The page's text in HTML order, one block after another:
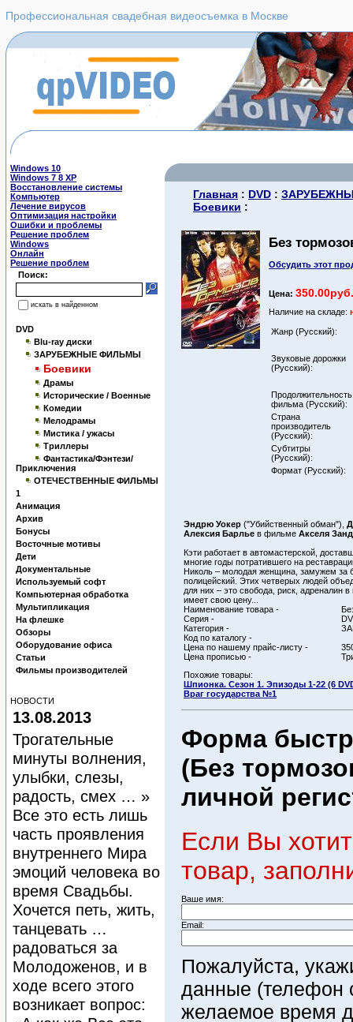
Профессиональная свадебная видеосъемка в Москве
Windows 10
Windows 7 8 XP
Восстановление системы
Компьютер
Лечение вирусов
Оптимизация настройки
Ошибки и проблемы
Решение проблем
Windows
Онлайн
Решение проблем
Поиск:
искать в найденном
DVD
Blu-ray диски
ЗАРУБЕЖНЫЕ ФИЛЬМЫ
Боевики
Драмы
Исторические / Военные
Комедии
Мелодрамы
Мистика / ужасы
Триллеры
Фантастика/Фэнтези/
Приключения
ОТЕЧЕСТВЕННЫЕ ФИЛЬМЫ
1
Анимация
Архив
Бонусы
Восточные мотивы
Дети
Документальные
Используемый софт
Компьютерная обработка
Мультипликация
На флешке
Обзоры
Оборудование офиса
Статьи
Фильмы производителей
НОВОСТИ
13.08.2013
Трогательные
минуты волнения,
улыбки, слезы,
радость, смех … »
Все это есть лишь
часть проявления
внутреннего Мира
эмоций человека во
время Свадьбы.
Хочется петь, жить,
танцевать …
радоваться за
Молодоженов, и в
ходе всего этого
возникает вопрос:
Главная : DVD :
Боевики :
Без
Обсудить этот
Цена: 350.00руб.
Наличие на складе:
Жанр (Русский):
Звуковые дорожки
(Русский):
Продолжительность
фильма (Русский):
Страна
производитель
(Русский):
Субтитры
(Русский):
Формат (Русский):
Эндрю Уокер ("Убийственный обман"),
Алексия Барлье в фильме Акселя
Кэти работает в автомастерской,
многие годы потратившего на
Николь – молодая женщина, замужем за
полицейский. Этих четверых людей
для них – это свобода, риск, адреналин
имеет свою цену...
Наименование товара -
Серия -
Категория -
Код по каталогу -
Цена по нашему прайс-листу -
Цена прописью -
Похожие товары:
Шпионка. Сезон 1. Эпизоды 1-22 (6
Враг государства №1
Форма
(Без
личной
Если Вы
товар,
Ваше имя:
Email:
Пожалуйста,
данные (телефон
желаемое время